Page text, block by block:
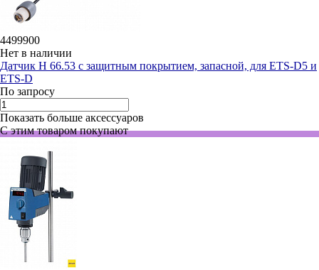
4499900
Нет в наличии
Датчик H 66.53 с защитным покрытием, запасной, для ETS-D5 и
ETS-D
По запросу
Показать больше аксессуаров
С этим товаром покупают